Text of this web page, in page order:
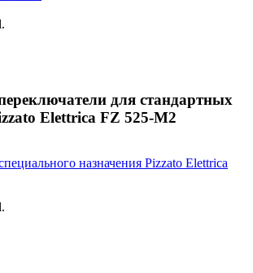
для стандартных
Elettrica FZ 525-M2